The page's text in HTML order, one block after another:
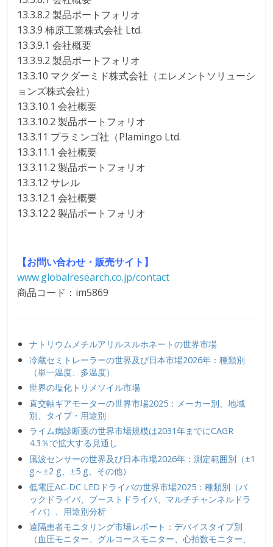
13.3.8.2 製品ポートフォリオ
13.3.9 柿原工業株式会社 Ltd.
13.3.9.1 会社概要
13.3.9.2 製品ポートフォリオ
13.3.10 マクダーミド株式会社（エレメントソリューシ
ョンズ株式会社）
13.3.10.1 会社概要
13.3.10.2 製品ポートフォリオ
13.3.11 プラミンゴ社（Plamingo Ltd.
13.3.11.1 会社概要
13.3.11.2 製品ポートフォリオ
13.3.12 サレル
13.3.12.1 会社概要
13.3.12.2 製品ポートフォリオ
【お問い合わせ・販売サイト】
www.globalresearch.co.jp/contact
商品コード：im5869
ナトリウムメチルアリルスルホネートの世界市場
冷蔵セミトレーラーの世界及び日本市場2026年：種類別
（単一温度、多温度）
世界の塩化トリメソイル市場
直交軸ギアモーターの世界市場2025：メーカー別、地域
別、タイプ・用途別
ライム病診断薬の世界市場規模は2031年までにCAGR
4.3％で拡大する見通し
風波センサーの世界及び日本市場2026年：測定範囲別（±1
g～±2 g、±5 g、その他）
低電圧AC-DC LEDドライバの世界市場2025：種類別（バ
ックドライバ、ブーストドライバ、マルチチャンネルドラ
イバ）、用途別分析
遠隔患者モニタリング市場レポート：デバイスタイプ別
（血圧モニター、グルコースモニター、心拍数モニター、